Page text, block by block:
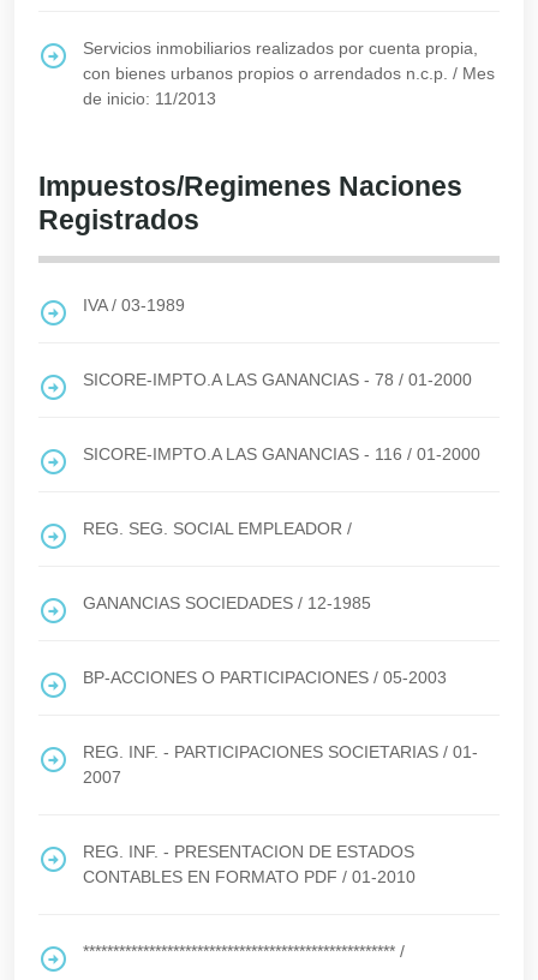
Servicios inmobiliarios realizados por cuenta propia,
con bienes urbanos propios o arrendados n.c.p. / Mes
de inicio: 11/2013
Impuestos/Regimenes Naciones
Registrados
IVA/ 03-1989
SICORE-IMPTO.A LAS GANANCIAS - 78 / 01-2000
SICORE-IMPTO.A LAS GANANCIAS - 116 / 01-2000
REG. SEG. SOCIAL EMPLEADOR /
GANANCIAS SOCIEDADES / 12-1985
BP-ACCIONES O PARTICIPACIONES / 05-2003
REG. INF. - PARTICIPACIONES SOCIETARIAS / 01-
2007
REG. INF. - PRESENTACION DE ESTADOS
CONTABLES EN FORMATO PDF / 01-2010
**************************************************** /